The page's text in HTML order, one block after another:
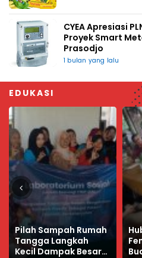
CYEA Apresiasi
Proyek Smart
Prasodjo
1 bulan yang lalu
EDUKASI
Hubungan Sejenis;
Fenomena Sosial,
Budaya dan Agama